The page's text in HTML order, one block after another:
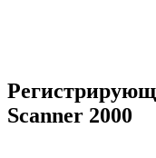
Scanner 2000